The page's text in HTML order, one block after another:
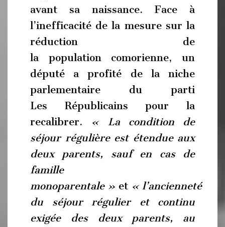
avant sa naissance. Face à
l’inefficacité de la mesure sur la
réduction de
la population comorienne, un
député a profité de la niche
parlementaire du parti
Les Républicains pour la
recalibrer.
« La condition de
séjour régulière est étendue aux
deux parents, sauf en cas de
famille
monoparentale » et « l’ancienneté
du séjour régulier et continu
exigée des deux parents, au